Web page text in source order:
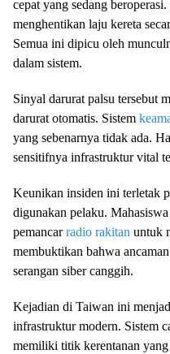
cepat yang sedang
menghentikan laju kereta
Semua ini dipicu oleh
dalam sistem.
Sinyal darurat palsu tersebut
darurat otomatis. Sistem
yang sebenarnya tidak ada.
sensitifnya infrastruktur vital
Keunikan insiden ini terletak
digunakan pelaku.
pemancarradio rakitan untuk
membuktikan bahwa
serangan siber canggih.
Kejadian di Taiwan ini
infrastruktur modern. Sistem
memiliki titik kerentanan